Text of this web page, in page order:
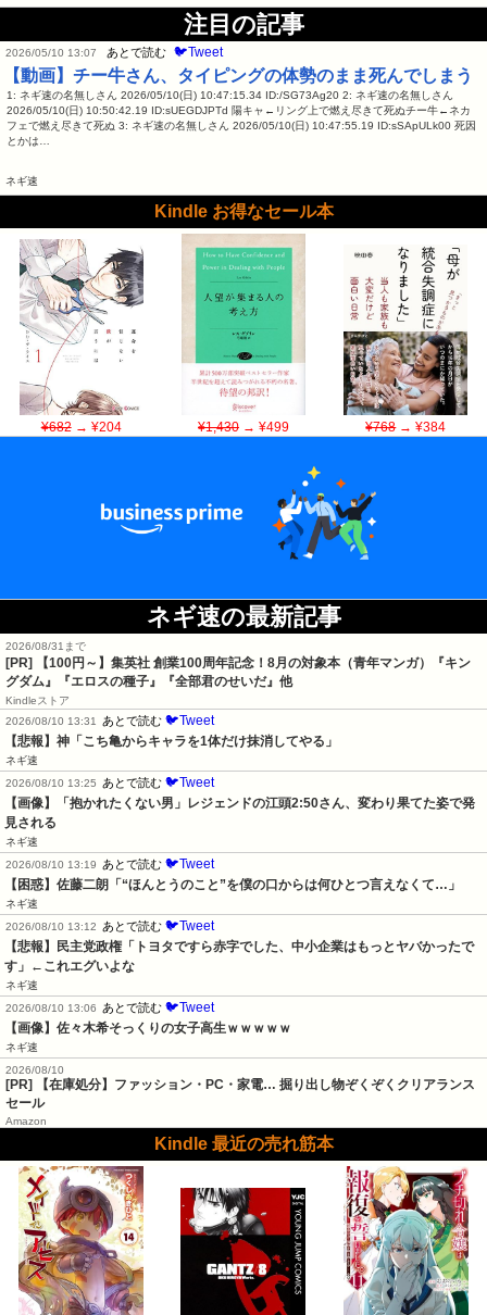
注目の記事
2026/05/10 13:07 あとで読む 🐦Tweet
【動画】チー牛さん、タイピングの体勢のまま死んでしまう
1: ネギ速の名無しさん 2026/05/10(日) 10:47:15.34 ID:/SG73Ag20 2: ネギ速の名無しさん
2026/05/10(日) 10:50:42.19 ID:sUEGDJPTd 陽キャ←リング上で燃え尽きて死ぬチー牛←ネカ
フェで燃え尽きて死ぬ 3: ネギ速の名無しさん 2026/05/10(日) 10:47:55.19 ID:sSApULk00 死因
とかは…
ネギ速
Kindle お得なセール本
¥682→ ¥204 ¥1,430→ ¥499 ¥768→ ¥384
ネギ速の最新記事
2026/08/31まで
[PR]
【100円～】集英社 創業100周年記念！8月の対象本（青年マンガ）『キン
グダム』『エロスの種子』『全部君のせいだ』他
Kindleストア
2026/08/10 13:31 あとで読む 🐦Tweet
【悲報】神「こち亀からキャラを1体だけ抹消してやる」
ネギ速
2026/08/10 13:25 あとで読む 🐦Tweet
【画像】「抱かれたくない男」レジェンドの江頭2:50さん、変わり果てた姿で発
見される
ネギ速
2026/08/10 13:19 あとで読む 🐦Tweet
【困惑】佐藤二朗「“ほんとうのこと”を僕の口からは何ひとつ言えなくて…」
ネギ速
2026/08/10 13:12 あとで読む 🐦Tweet
【悲報】民主党政権「トヨタですら赤字でした、中小企業はもっとヤバかったで
す」←これエグいよな
ネギ速
2026/08/10 13:06 あとで読む 🐦Tweet
【画像】佐々木希そっくりの女子高生ｗｗｗｗｗ
ネギ速
2026/08/10
[PR] 【在庫処分】ファッション・PC・家電… 掘り出し物ぞくぞくクリアランス
セール
Amazon
Kindle 最近の売れ筋本